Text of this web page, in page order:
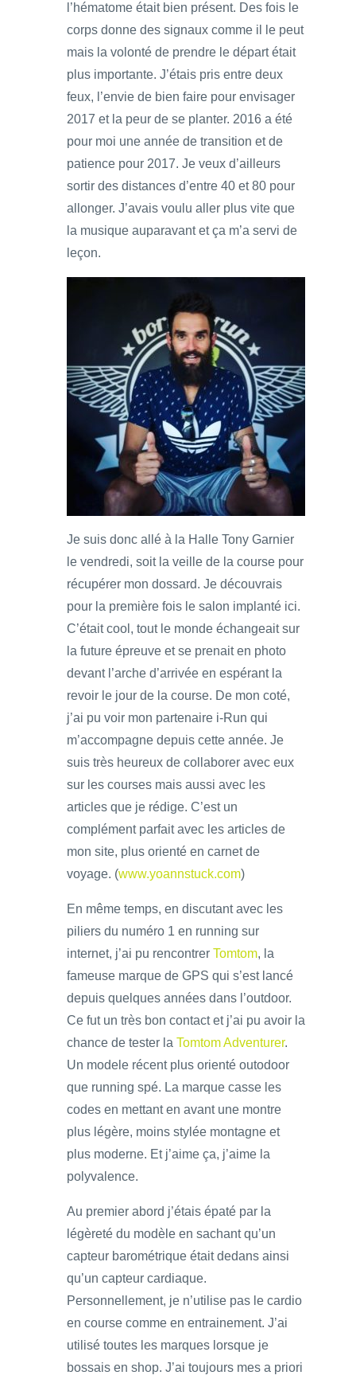
l’hématome était bien présent. Des fois le
corps donne des signaux comme il le peut
mais la volonté de prendre le départ était
plus importante. J’étais pris entre deux
feux, l’envie de bien faire pour envisager
2017 et la peur de se planter. 2016 a été
pour moi une année de transition et de
patience pour 2017. Je veux d’ailleurs
sortir des distances d’entre 40 et 80 pour
allonger. J’avais voulu aller plus vite que
la musique auparavant et ça m’a servi de
leçon.
Je suis donc allé à la Halle Tony Garnier
le vendredi, soit la veille de la course pour
récupérer mon dossard. Je découvrais
pour la première fois le salon implanté ici.
C’était cool, tout le monde échangeait sur
la future épreuve et se prenait en photo
devant l’arche d’arrivée en espérant la
revoir le jour de la course. De mon coté,
j’ai pu voir mon partenaire i-Run qui
m’accompagne depuis cette année. Je
suis très heureux de collaborer avec eux
sur les courses mais aussi avec les
articles que je rédige. C’est un
complément parfait avec les articles de
mon site, plus orienté en carnet de
voyage. (www.yoannstuck.com)
En même temps, en discutant avec les
piliers du numéro 1 en running sur
internet, j’ai pu rencontrer Tomtom, la
fameuse marque de GPS qui s’est lancé
depuis quelques années dans l’outdoor.
Ce fut un très bon contact et j’ai pu avoir la
chance de tester la Tomtom Adventurer.
Un modele récent plus orienté outodoor
que running spé. La marque casse les
codes en mettant en avant une montre
plus légère, moins stylée montagne et
plus moderne. Et j’aime ça, j’aime la
polyvalence.
Au premier abord j’étais épaté par la
légèreté du modèle en sachant qu’un
capteur barométrique était dedans ainsi
qu’un capteur cardiaque.
Personnellement, je n’utilise pas le cardio
en course comme en entrainement. J’ai
utilisé toutes les marques lorsque je
bossais en shop. J’ai toujours mes a priori